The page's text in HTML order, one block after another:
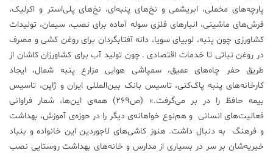
پارچه‌های مخملی، ابریشمی و نخ‌های پنبه‌ای، نخ‌های پلی‌استر و اکرلیک،
فرش‌های ماشینی، انبارهای فلزی سوله آماده برای نصب، سیمان، تولیدات
کشاورزی چون پنبه، لوبیای سویا، دانه آفتابگردان برای روغن کشی و مصرف
در روغن نباتی تا خدمات اقتصادی ـ چون تولید آب برای کشاورزان کاشان از
طریق حفر چاه‌های عمیق، سمپاشی هوایی مزارع پنبه شمال، ایجاد
کارخانه‌های پنبه‌ پاک‌کنی، تاسیس بانک بین‌المللی ایران و ژاپن، تاسیس
بیمه حافظ را در بر می‌گرفت.» (ص269) همه‌ی این‌ها، شمار فراوانی
فعالیت‌های انسانی و هم‌نوع خواهانه‌ی دیگر را در حوزه‌ی آموزش، بهداشت
و فرهنگ به دنبال داشت. هنوز کاشی‌های لاجوردین این خانواده و بنیاد
خیریه‌شان بر سر در بسیاری از مدارس و خانه‌های بهداشت روستایی نصب